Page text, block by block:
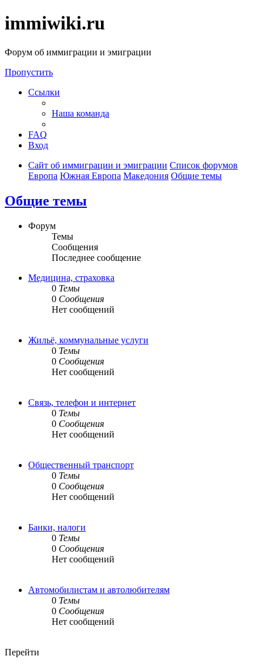
immiwiki.ru
Форум об иммиграции и эмиграции
Пропустить
Ссылки
Наша команда
FAQ
Вход
Сайт об иммиграции и эмиграции Список форумов
Европа Южная Европа Македония Общие темы
Общие темы
Форум
Темы
Сообщения
Последнее сообщение
Медицина, страховка
0 Темы
0 Сообщения
Нет сообщений
Жильё, коммунальные услуги
0 Темы
0 Сообщения
Нет сообщений
Связь, телефон и интернет
0 Темы
0 Сообщения
Нет сообщений
Общественный транспорт
0 Темы
0 Сообщения
Нет сообщений
Банки, налоги
0 Темы
0 Сообщения
Нет сообщений
Автомобилистам и автолюбителям
0 Темы
0 Сообщения
Нет сообщений
Перейти